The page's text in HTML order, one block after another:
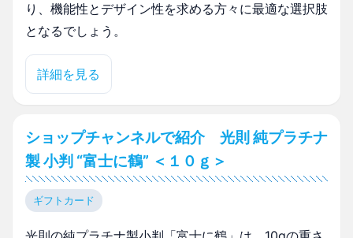
り、機能性とデザイン性を求める方々に最適な選択肢
となるでしょう。
詳細を見る
ショップチャンネルで紹介 光則 純プラチナ
製 小判 “富士に鶴” ＜１０ｇ＞
ギフトカード